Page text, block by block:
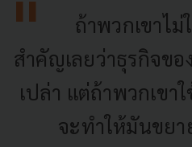
ถ้าพวกเขาไม่
สำคัญเลยว่าธุรกิจขอ
เปล่า แต่ถ้าพวกเข
จะทำให้มันขยา